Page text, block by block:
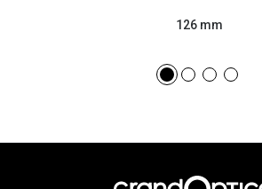
126 mm